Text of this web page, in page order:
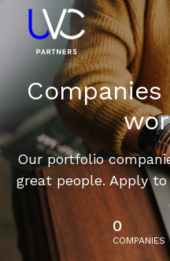
Our portfolio
great people. Apply
0
COMPANIES